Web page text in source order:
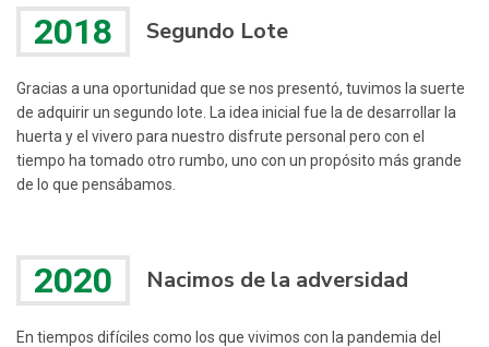
2018 Segundo Lote
Gracias a una oportunidad que se nos presentó, tuvimos la suerte
de adquirir un segundo lote. La idea inicial fue la de desarrollar la
huerta y el vivero para nuestro disfrute personal pero con el
tiempo ha tomado otro rumbo, uno con un propósito más grande
de lo que pensábamos.
2020 Nacimos de la adversidad
En tiempos difíciles como los que vivimos con la pandemia del